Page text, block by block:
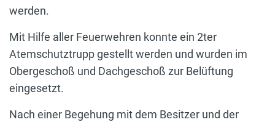
werden.
Mit Hilfe aller Feuerwehren konnte ein 2ter
Atemschutztrupp gestellt werden und wurden im
Obergeschoß und Dachgeschoß zur Belüftung
eingesetzt.
Nach einer Begehung mit dem Besitzer und der